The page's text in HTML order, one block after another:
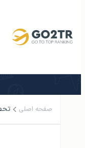
صفحه اصلی